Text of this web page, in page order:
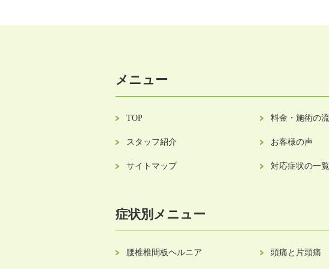
メニュー
TOP 料金・施術の
スタッフ紹介 お客様の声
サイトマップ 対応症状の一覧
症状別メニュー
腰椎椎間板ヘルニア 頭痛と片頭痛